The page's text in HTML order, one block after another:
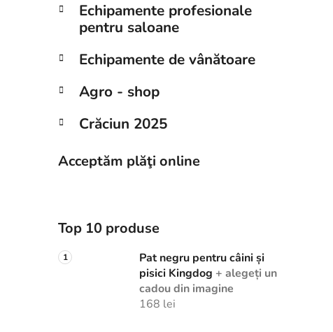
Echipamente profesionale
pentru saloane
Echipamente de vânătoare
Agro - shop
Crăciun 2025
Acceptăm plăţi online
Top 10 produse
Pat negru pentru câini și
pisici Kingdog + alegeți un
cadou din imagine
168 lei